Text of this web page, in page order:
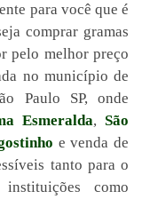
para você que é
comprar gramas
pelo melhor preço
no município de
Paulo SP, onde
Esmeralda,São
e venda de
tanto para o
como